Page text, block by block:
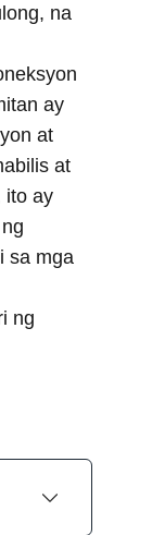
na
ay
at
at
ito ay
sa mga
ng